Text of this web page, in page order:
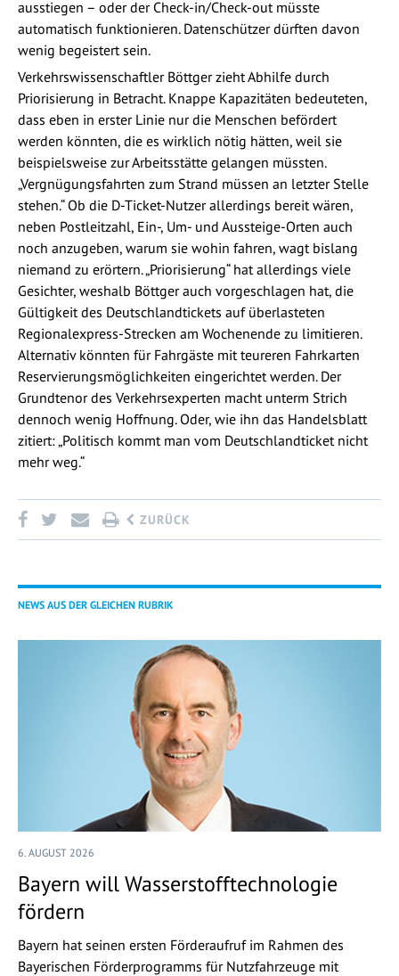
ausstiegen – oder der Check-in/Check-out müsste
automatisch funktionieren. Datenschützer dürften davon
wenig begeistert sein.
Verkehrswissenschaftler Böttger zieht Abhilfe durch
Priorisierung in Betracht. Knappe Kapazitäten bedeuteten,
dass eben in erster Linie nur die Menschen befördert
werden könnten, die es wirklich nötig hätten, weil sie
beispielsweise zur Arbeitsstätte gelangen müssten.
„Vergnügungsfahrten zum Strand müssen an letzter Stelle
stehen.“ Ob die D-Ticket-Nutzer allerdings bereit wären,
neben Postleitzahl, Ein-, Um- und Aussteige-Orten auch
noch anzugeben, warum sie wohin fahren, wagt bislang
niemand zu erörtern. „Priorisierung“ hat allerdings viele
Gesichter, weshalb Böttger auch vorgeschlagen hat, die
Gültigkeit des Deutschlandtickets auf überlasteten
Regionalexpress-Strecken am Wochenende zu limitieren.
Alternativ könnten für Fahrgäste mit teureren Fahrkarten
Reservierungsmöglichkeiten eingerichtet werden. Der
Grundtenor des Verkehrsexperten macht unterm Strich
dennoch wenig Hoffnung. Oder, wie ihn das Handelsblatt
zitiert: „Politisch kommt man vom Deutschlandticket nicht
mehr weg.“
ZURÜCK
NEWS AUS DER GLEICHEN RUBRIK
6. AUGUST 2026
Bayern will Wasserstofftechnologie
fördern
Bayern hat seinen ersten Förderaufruf im Rahmen des
Bayerischen Förderprogramms für Nutzfahrzeuge mit